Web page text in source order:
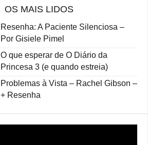
OS MAIS LIDOS
Resenha: A Paciente Silenciosa –
Por Gisiele Pimel
O que esperar de O Diário da
Princesa 3 (e quando estreia)
Problemas à Vista – Rachel Gibson –
+ Resenha